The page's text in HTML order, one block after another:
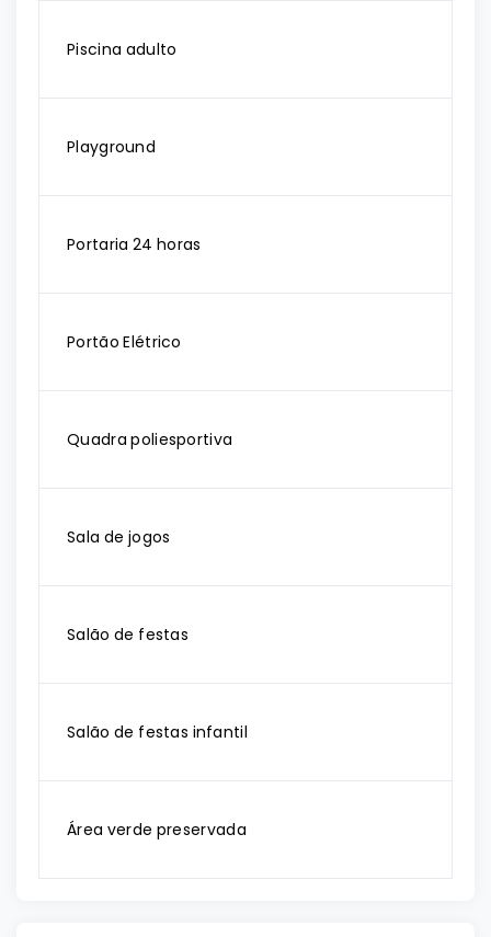
Piscina adulto
Playground
Portaria 24 horas
Portão Elétrico
Quadra poliesportiva
Sala de jogos
Salão de festas
Salão de festas infantil
Área verde preservada